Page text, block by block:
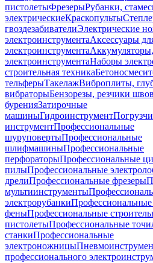
пистолетыФрезерыРубанки,
электрическиеКраскопульты
гвоздезабивателиЭлектрические
электроинструментаАксессуары
электроинструмента
электроинструментаНаборы
строительная техника
тельферыТакелажВиброплиты,
вибраторыБензорезы, резчики швов
буренияЗатирочные
машиныГидроинструмент
инструментПрофессиональные
шуруповертыПрофессиональные
шлифмашиныПрофессиональные
перфораторыПрофессиональные
пилыПрофессиональные
дрелиПрофессиональные фрезеры
мультиинструменты
электрорубанкиПрофессиональные
феныПрофессиональные
пистолетыПрофессиональные
станкиПрофессиональные
электроножницы
профессионального